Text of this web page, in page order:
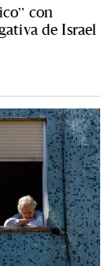
con
de Israel